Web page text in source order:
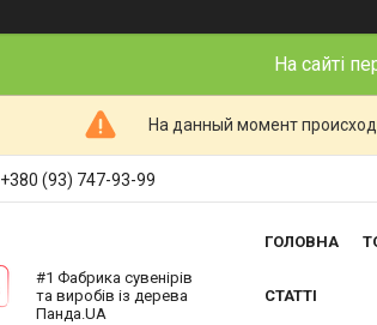
На сайті
На данный момент
+380 (93) 747-93-99
#1 Фабрика сувенірів
та виробів із дерева
Панда.UA
ГОЛОВНА
СТАТТІ